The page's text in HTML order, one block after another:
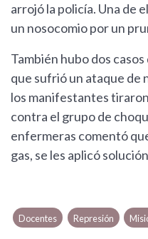
arrojó la policía. Una de
un nosocomio por un
También hubo dos
que sufrió un ataque de
los manifestantes
contra el grupo de
enfermeras comentó
gas, se les aplicó
Docentes Represión